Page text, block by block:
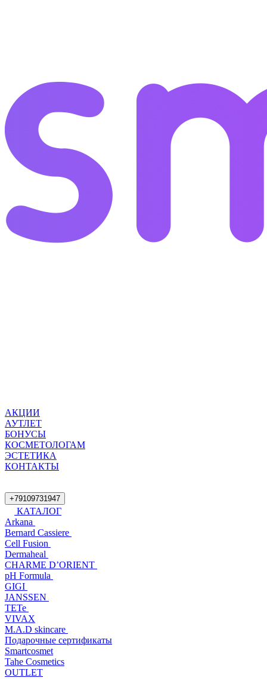
АКЦИИ
АУТЛЕТ
БОНУСЫ
КОСМЕТОЛОГАМ
ЭСТЕТИКА
КОНТАКТЫ
+79109731947
КАТАЛОГ
Arkana
Bernard Cassiere
Cell Fusion
Dermaheal
CHARME D’ORIENT
pH Formula
GIGI
JANSSEN
TETe
VIVAX
M.A.D skincare
Подарочные сертификаты
Smartcosmet
Tahe Cosmetics
OUTLET